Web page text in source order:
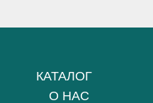
КАТАЛОГ
О НАС